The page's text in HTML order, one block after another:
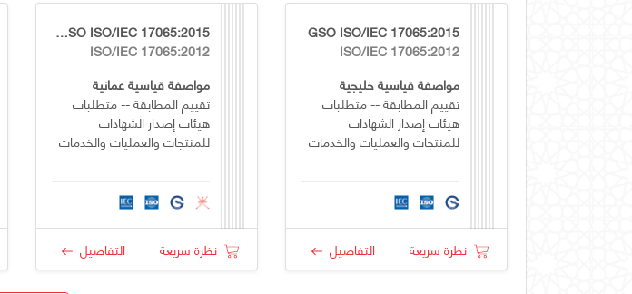
GSO ISO/IEC 17065:2015
ISO/IEC 17065:2012
مواصفة قياسية خليجية
تقييم المطابقة -- متطلبات
هيئات إصدار الشهادات
للمنتجات والعمليات والخدمات
نظرة سريعة التفاصيل
OS GSO ISO/IEC 17065:2015
ISO/IEC 17065:2012
مواصفة قياسية عمانية
تقييم المطابقة -- متطلبات
هيئات إصدار الشهادات
للمنتجات والعمليات والخدمات
نظرة سريعة التفاصيل